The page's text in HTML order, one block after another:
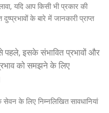
यदि आप किसी भी प्रकार की
के बारे में जानकारी प्राप्त
इसके संभावित प्रभावों और
को समझने के लिए
के लिए निम्नलिखित सावधानियां